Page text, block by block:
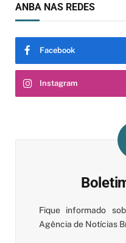
ANBA NAS REDES
Facebook
Instagram
Fique informado
Agência de Notícias